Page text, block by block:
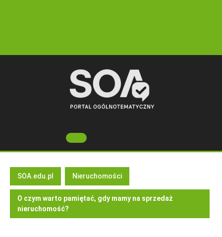
Open
Button
SOA.edu.pl Nieruchomości
O czym warto pamiętać, gdy mamy na sprzedaż
nieruchomość?